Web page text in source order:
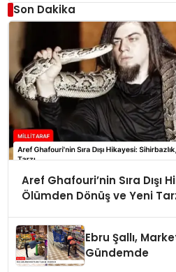
Son Dakika
Aref Ghafouri’nin Sıra Dışı
Ölümden Dönüş ve Yeni
Ebru Şallı,
Gündemde